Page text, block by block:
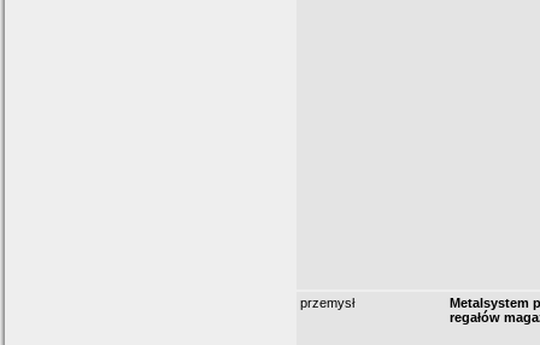
przemysł
Metalsystem
regałów